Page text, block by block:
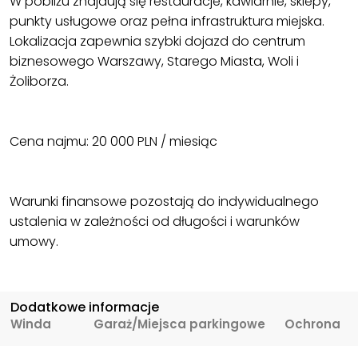
punkty usługowe oraz pełna infrastruktura miejska.
Lokalizacja zapewnia szybki dojazd do centrum
biznesowego Warszawy, Starego Miasta, Woli i
Żoliborza.
Cena najmu: 20 000 PLN / miesiąc
Warunki finansowe pozostają do indywidualnego
ustalenia w zależności od długości i warunków
umowy.
Dodatkowe informacje
Winda
Garaż/Miejsca parkingowe
Ochrona